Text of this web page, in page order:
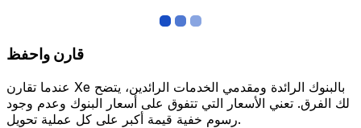
قارن واحفظ
عندما تقارن Xe بالبنوك الرائدة ومقدمي الخدمات الرائدين، يتضح
لك الفرق. تعني الأسعار التي تتفوق على أسعار البنوك وعدم وجود
رسوم خفية قيمة أكبر على كل عملية تحويل.